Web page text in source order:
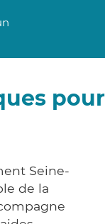
pour
Seine-
de la